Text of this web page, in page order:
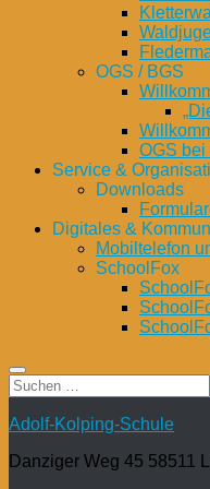
OGS / BGS
OGS
Service &
Downloads
Digitales &
Mobiltelefon
SchoolFox
Suchen
nach:
Adolf-Kolping-Schule
Danziger Weg 45 58511